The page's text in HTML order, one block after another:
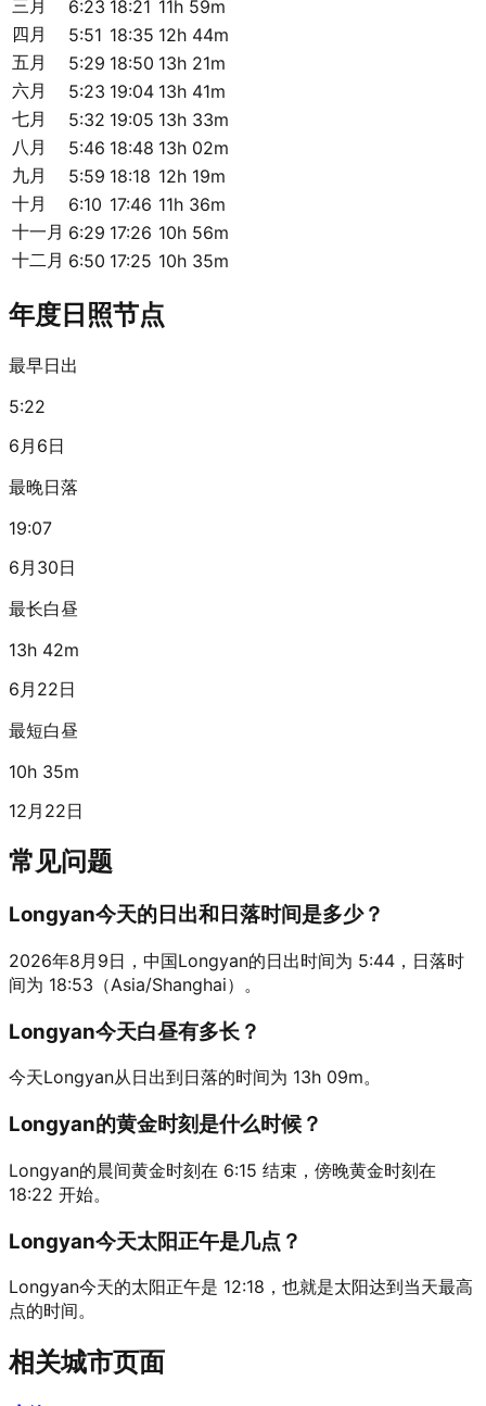
三月 6:23 18:21 11h 59m
四月
5:51 18:35 12h 44m
五月
5:29 18:50 13h 21m
六月
5:23 19:04 13h 41m
七月
5:32 19:05 13h 33m
八月
5:46 18:48 13h 02m
九月
5:59 18:18 12h 19m
十月
6:10 17:46 11h 36m
十一月 6:29 17:26 10h 56m
十二月 6:50 17:25 10h 35m
年度日照节点
最早日出
5:22
6月6日
最晚日落
19:07
6月30日
最长白昼
13h 42m
6月22日
最短白昼
10h 35m
12月22日
常见问题
Longyan今天的日出和日落时间是多少？
2026年8月9日，中国Longyan的日出时间为 5:44，日落时
间为 18:53（Asia/Shanghai）。
Longyan今天白昼有多长？
今天Longyan从日出到日落的时间为 13h 09m。
Longyan的黄金时刻是什么时候？
Longyan的晨间黄金时刻在 6:15 结束，傍晚黄金时刻在
18:22 开始。
Longyan今天太阳正午是几点？
Longyan今天的太阳正午是 12:18，也就是太阳达到当天最高
点的时间。
相关城市页面